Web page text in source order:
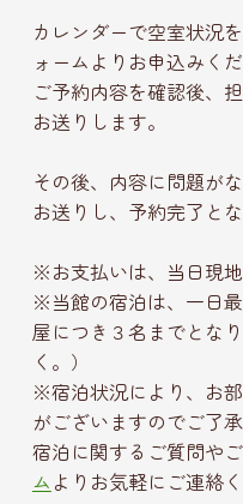
カレンダーで空室状況
ォームよりお申込みくだ
ご予約内容を確認後、
お送りします。
その後、内容に問題が
お送りし、予約完了とな
※お支払いは、当日現
※当館の宿泊は、一日
屋につき３名までとな
く。）
※宿泊状況により、お
がございますのでご了承
宿泊に関するご質問やご
ム よりお気軽にご連絡く